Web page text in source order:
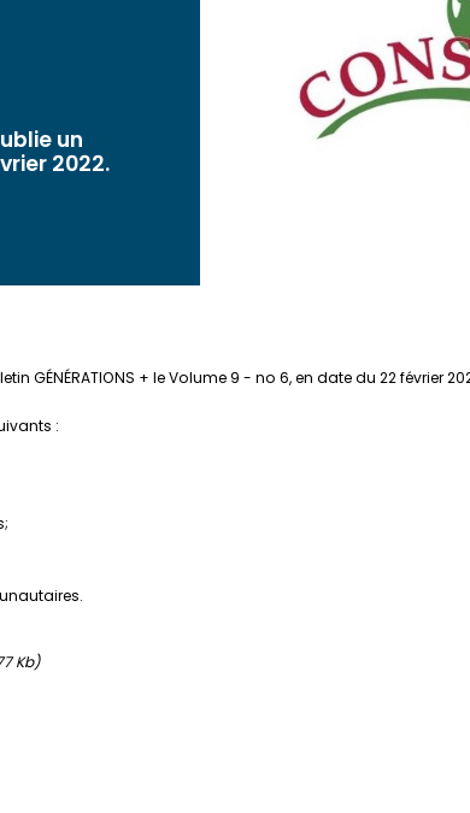
un
2022.
GÉNÉRATIONS + le Volume 9 - no 6, en date du 22 février
:
Kb)